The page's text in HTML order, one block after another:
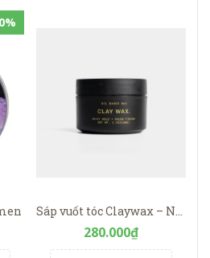
Sáp vuốt tóc Claywax – Nourishing Styling Hair Wax Rusty Lab
280.000₫